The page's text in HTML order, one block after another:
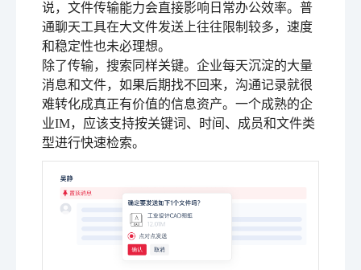
说，文件传输能力会直接影响日常办公效率。普
通聊天工具在大文件发送上往往限制较多，速度
和稳定性也未必理想。
除了传输，搜索同样关键。企业每天沉淀的大量
消息和文件，如果后期找不回来，沟通记录就很
难转化成真正有价值的信息资产。一个成熟的企
业IM，应该支持按关键词、时间、成员和文件类
型进行快速检索。